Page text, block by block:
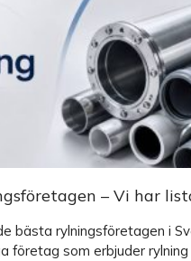
– Vi har
bästa rylningsföretagen i
företag som erbjuder rylning